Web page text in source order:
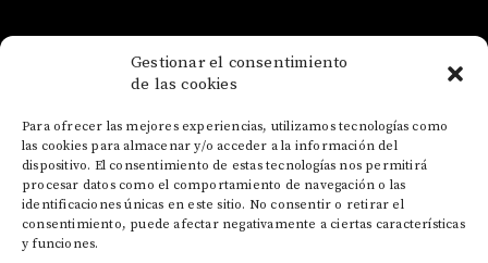
Gestionar el consentimiento
de las cookies
Para ofrecer las mejores experiencias, utilizamos tecnologías como
las cookies para almacenar y/o acceder a la información del
dispositivo. El consentimiento de estas tecnologías nos permitirá
procesar datos como el comportamiento de navegación o las
identificaciones únicas en este sitio. No consentir o retirar el
consentimiento, puede afectar negativamente a ciertas características
y funciones.
CONTACTO